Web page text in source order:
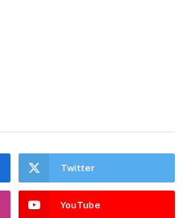
Twitter
YouTube